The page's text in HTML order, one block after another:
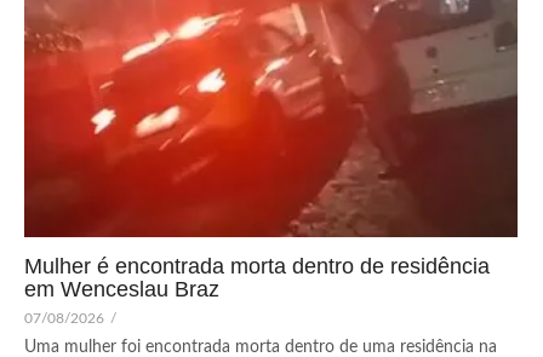
Mulher é encontrada morta dentro de residência
em Wenceslau Braz
07/08/2026 /
Uma mulher foi encontrada morta dentro de uma residência na